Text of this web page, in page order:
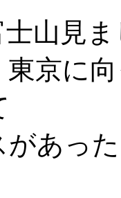
士山見
京に
あっ